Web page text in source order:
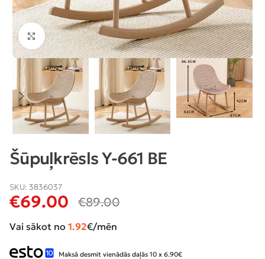
Klikšķiniet lai palielinātu
Šūpuļkrēsls Y-661 BE
SKU: 3836037
€69.00 €89.00
Vai sākot no 1.92€/mēn
Maksā desmit vienādās daļās 10 x 6.90€